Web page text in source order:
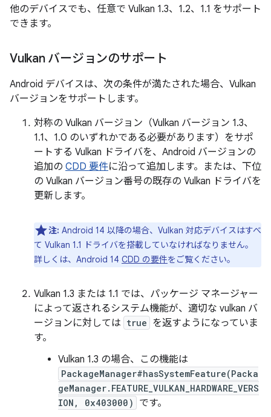
他のデバイスでも、任意で Vulkan 1.3、1.2、1.1 をサポート
できます。
Vulkan バージョンのサポート
Android デバイスは、次の条件が満たされた場合、Vulkan
バージョンをサポートします。
対称の Vulkan バージョン（Vulkan バージョン 1.3、
1.1、1.0 のいずれかである必要があります）をサポ
ートする Vulkan ドライバを、Android バージョンの
追加の CDD 要件に沿って追加します。または、下位
の Vulkan バージョン番号の既存の Vulkan ドライバを
更新します。
注: Android 14 以降の場合、Vulkan 対応デバイスはすべ
て Vulkan 1.1 ドライバを搭載していなければなりません。
詳しくは、Android 14 CDD の要件をご覧ください。
Vulkan 1.3 または 1.1 では、パッケージ マネージャー
によって返されるシステム機能が、適切な vulkan バ
ージョンに対しては true を返すようになっていま
す。
Vulkan 1.3 の場合、この機能は
PackageManager#hasSystemFeature(Packa
geManager.FEATURE_VULKAN_HARDWARE_VERS
ION, 0x403000)
です。